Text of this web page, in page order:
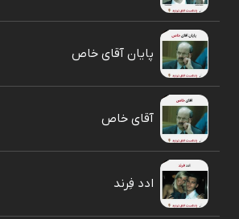
پایان آقای خاص
آقای خاص
ادد فِرند